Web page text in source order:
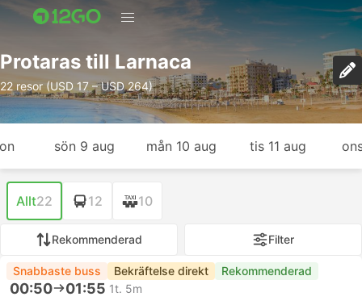
Protaras till Larnaca
22 resor (USD 17 – USD 264)
sön 9 aug mån 10 aug tis 11 aug
Allt22 12 10
Rekommenderad Filter
Snabbaste buss Bekräftelse direkt Rekommenderad
00:50 01:55 1t. 5m